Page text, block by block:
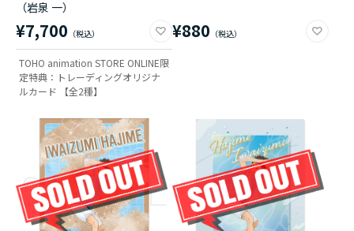
（岩泉 一）
¥7,700
TOHO animation STORE ONLINE限
定特典：トレーディングオリジナ
ルカード 【全2種】
¥880